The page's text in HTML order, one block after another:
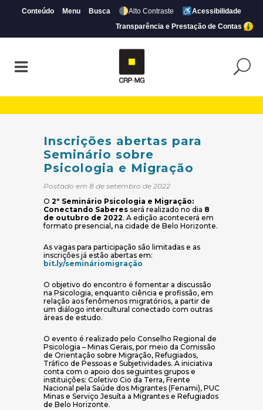
Conteúdo Menu Busca Alto Contraste
Acessibilidade
Transparência e Prestação de Contas
Inscrições abertas para
Seminário sobre
Psicologia e Migração
Postado em 8 de setembro de 2022
O 2º Seminário Psicologia e Migração:
Conectando Saberes será realizado no dia 8
de outubro de 2022. A edição acontecerá em
formato presencial, na cidade de Belo Horizonte.
As vagas para participação são limitadas e as
inscrições já estão abertas em:
bit.ly/semináriomigração
O objetivo do encontro é fomentar a discussão
na Psicologia, enquanto ciência e profissão, em
relação aos fenômenos migratórios, a partir de
um diálogo intercultural conectado com outras
áreas de estudo.
O evento é realizado pelo Conselho Regional de
Psicologia – Minas Gerais, por meio da Comissão
de Orientação sobre Migração, Refugiados,
Tráfico de Pessoas e Subjetividades. A iniciativa
conta com o apoio dos seguintes grupos e
instituições: Coletivo Cio da Terra, Frente
Nacional pela Saúde dos Migrantes (Fenami), PUC
Minas e Serviço Jesuíta a Migrantes e Refugiados
de Belo Horizonte.